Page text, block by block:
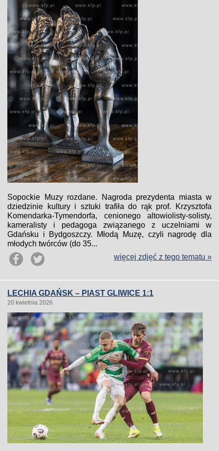
Sopockie Muzy rozdane. Nagroda prezydenta miasta w
dziedzinie kultury i sztuki trafiła do rąk prof. Krzysztofa
Komendarka-Tymendorfa, cenionego altowiolisty-solisty,
kameralisty i pedagoga związanego z uczelniami w
Gdańsku i Bydgoszczy. Młodą Muzę, czyli nagrodę dla
młodych twórców (do 35...
więcej zdjęć z tego tematu »
LECHIA GDAŃSK – PIAST GLIWICE 1:1
20 kwietnia 2026